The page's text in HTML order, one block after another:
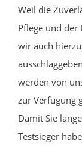
Weil die
Pflege und der
wir auch
werden von
zur Verfügung
Damit Sie
Testsieger